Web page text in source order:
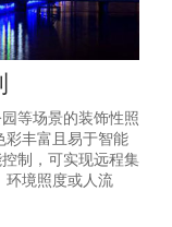
等场景的装饰性照
彩丰富且易于智能
制，可实现‌远程集
环境照度或人流